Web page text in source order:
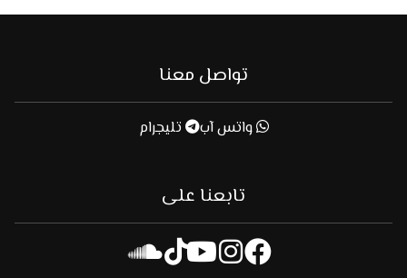
تواصل معنا
واتس آب تليجرام
تابعنا على